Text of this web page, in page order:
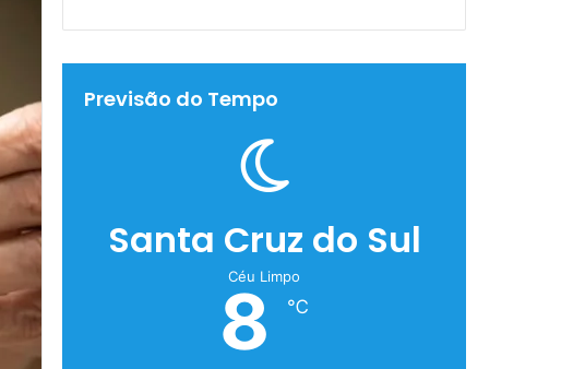
Previsão do Tempo
Santa Cruz do Sul
Céu Limpo
8 ℃